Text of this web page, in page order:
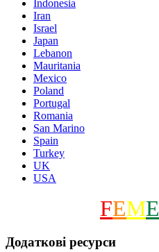
Indonesia
Iran
Israel
Japan
Lebanon
Mauritania
Mexico
Poland
Portugal
Romania
San Marino
Spain
Turkey
UK
USA
FEME
Додаткові ресурси